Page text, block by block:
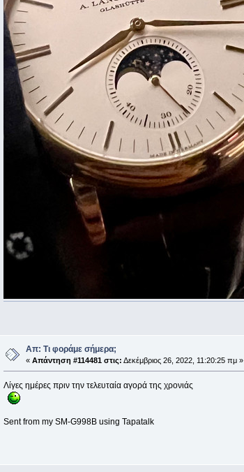
Απ: Τι φοράμε σήμερα;
«Απάντηση #114481 στις: Δεκέμβριος 26, 2022, 11:20:25 πμ »
Λίγες ημέρες πριν την τελευταία αγορά της χρονιάς
Sent from my SM-G998B using Tapatalk